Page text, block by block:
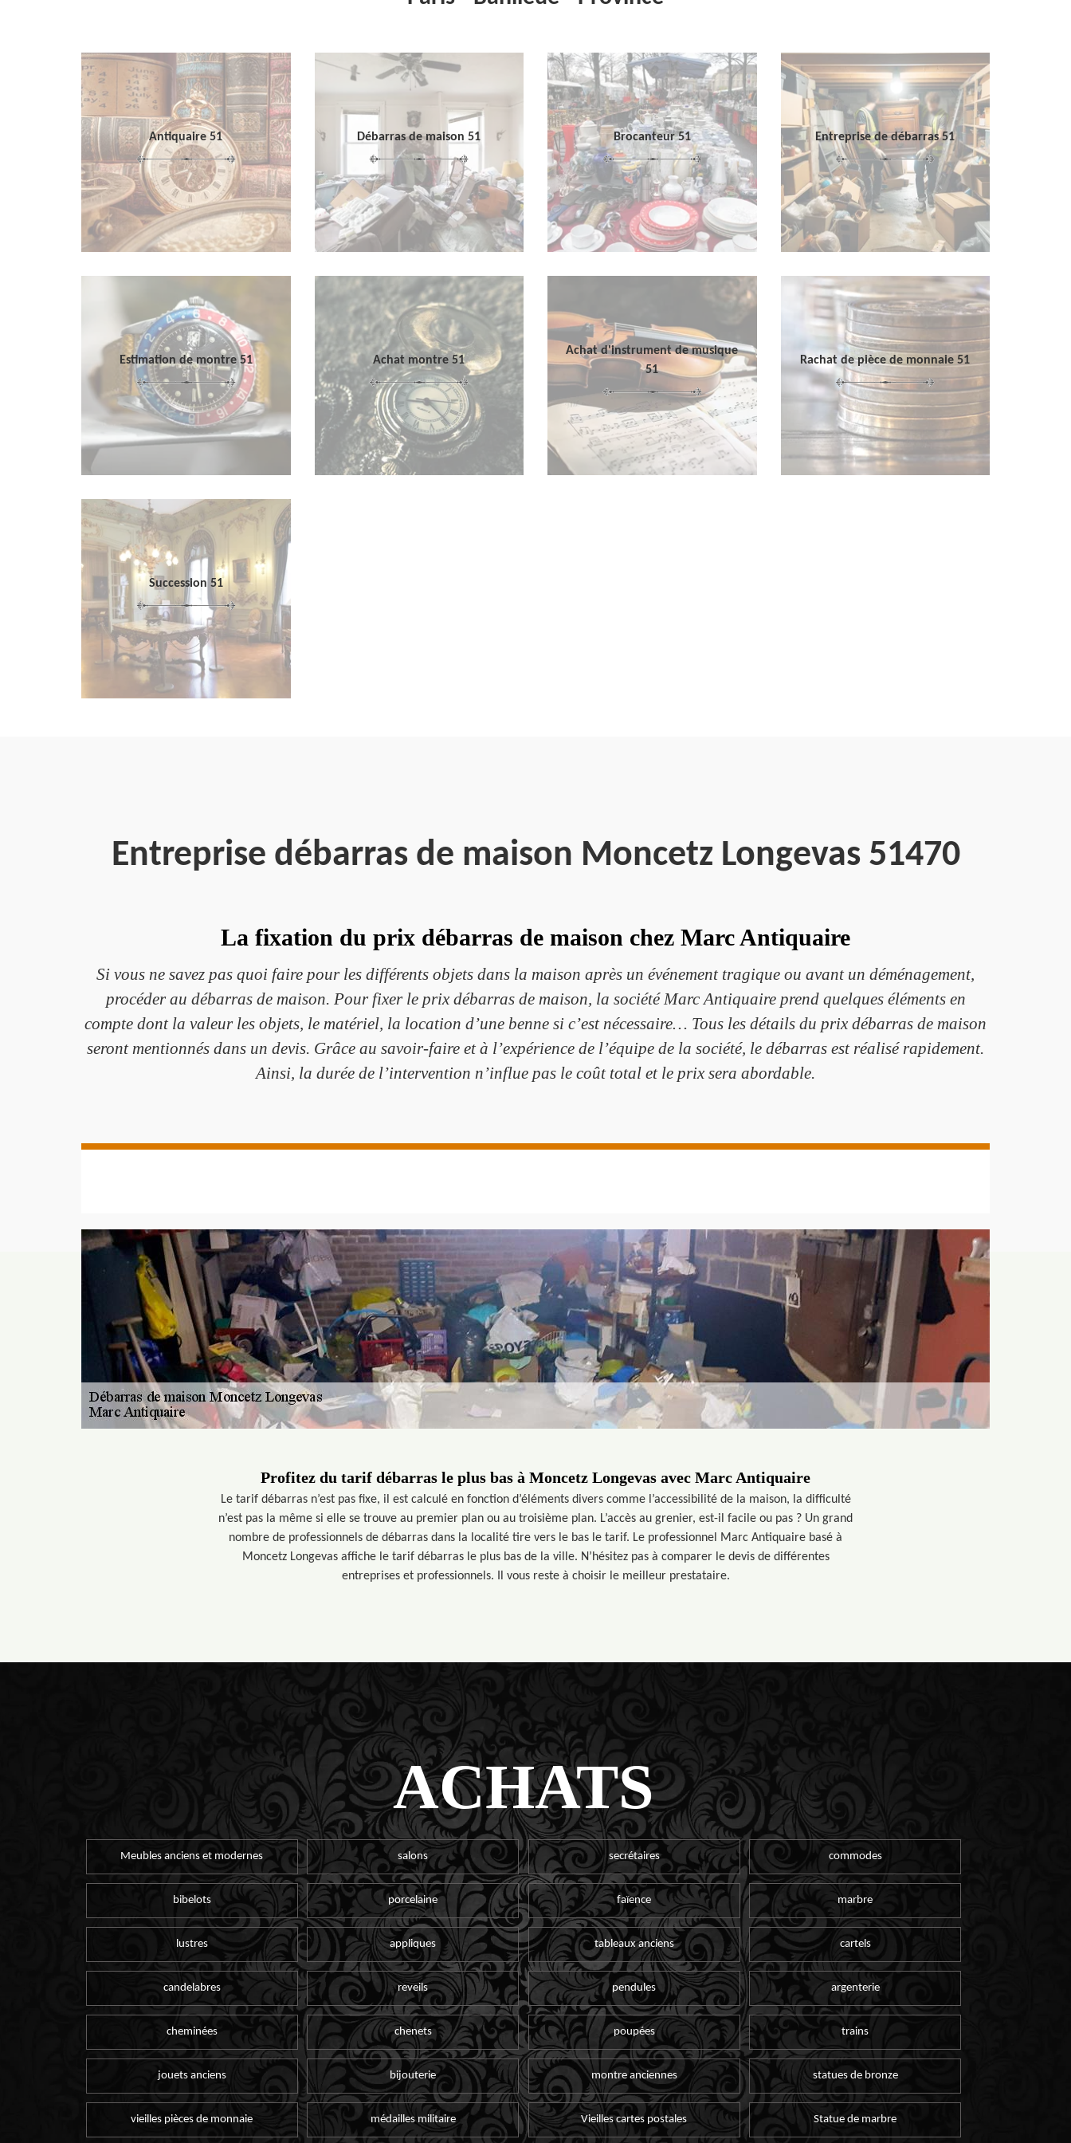
Antiquaire 51 Débarras de maison 51 Brocanteur 51 Entreprise de débarras 51
Estimation de montre 51 Achat montre 51
Achat d'instrument de musique
51
Rachat de pièce de monnaie 51
Succession 51
Entreprise débarras de maison Moncetz Longevas 51470
La fixation du prix débarras de maison chez Marc Antiquaire
Si vous ne savez pas quoi faire pour les différents objets dans la maison après un événement tragique ou avant un déménagement,
procéder au débarras de maison. Pour fixer le prix débarras de maison, la société Marc Antiquaire prend quelques éléments en
compte dont la valeur les objets, le matériel, la location d’une benne si c’est nécessaire… Tous les détails du prix débarras de maison
seront mentionnés dans un devis. Grâce au savoir-faire et à l’expérience de l’équipe de la société, le débarras est réalisé rapidement.
Ainsi, la durée de l’intervention n’influe pas le coût total et le prix sera abordable.
Profitez du tarif débarras le plus bas à Moncetz Longevas avec Marc Antiquaire
Le tarif débarras n’est pas fixe, il est calculé en fonction d’éléments divers comme l’accessibilité de la maison, la difficulté
n’est pas la même si elle se trouve au premier plan ou au troisième plan. L’accès au grenier, est-il facile ou pas ? Un grand
nombre de professionnels de débarras dans la localité tire vers le bas le tarif. Le professionnel Marc Antiquaire basé à
Moncetz Longevas affiche le tarif débarras le plus bas de la ville. N’hésitez pas à comparer le devis de différentes
entreprises et professionnels. Il vous reste à choisir le meilleur prestataire.
ACHATS
Meubles anciens et modernes salons secrétaires commodes
bibelots porcelaine faïence marbre
lustres appliques tableaux anciens cartels
candelabres reveils pendules argenterie
cheminées chenets poupées trains
jouets anciens bijouterie montre anciennes statues de bronze
vieilles pièces de monnaie médailles militaire Vieilles cartes postales Statue de marbre